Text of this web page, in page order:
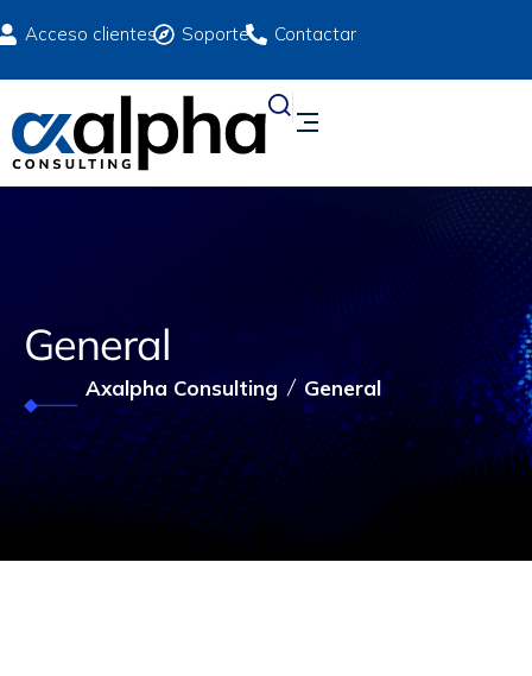
Acceso clientes Soporte Contactar
General
Axalpha Consulting General